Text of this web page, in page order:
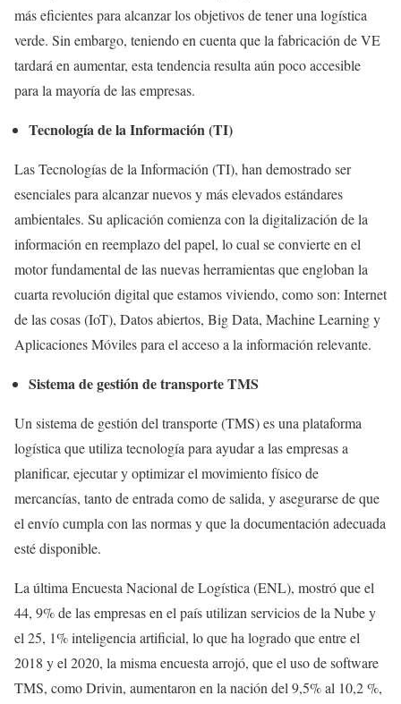
más eficientes para alcanzar los objetivos de tener una logística
verde. Sin embargo, teniendo en cuenta que la fabricación de VE
tardará en aumentar, esta tendencia resulta aún poco accesible
para la mayoría de las empresas.
Tecnología de la Información (TI)
Las Tecnologías de la Información (TI), han demostrado ser
esenciales para alcanzar nuevos y más elevados estándares
ambientales. Su aplicación comienza con la digitalización de la
información en reemplazo del papel, lo cual se convierte en el
motor fundamental de las nuevas herramientas que engloban la
cuarta revolución digital que estamos viviendo, como son: Internet
de las cosas (IoT), Datos abiertos, Big Data, Machine Learning y
Aplicaciones Móviles para el acceso a la información relevante.
Sistema de gestión de transporte TMS
Un sistema de gestión del transporte (TMS) es una plataforma
logística que utiliza tecnología para ayudar a las empresas a
planificar, ejecutar y optimizar el movimiento físico de
mercancías, tanto de entrada como de salida, y asegurarse de que
el envío cumpla con las normas y que la documentación adecuada
esté disponible.
La última Encuesta Nacional de Logística (ENL), mostró que el
44, 9% de las empresas en el país utilizan servicios de la Nube y
el 25, 1% inteligencia artificial, lo que ha logrado que entre el
2018 y el 2020, la misma encuesta arrojó, que el uso de software
TMS, como Drivin, aumentaron en la nación del 9,5% al 10,2 %,